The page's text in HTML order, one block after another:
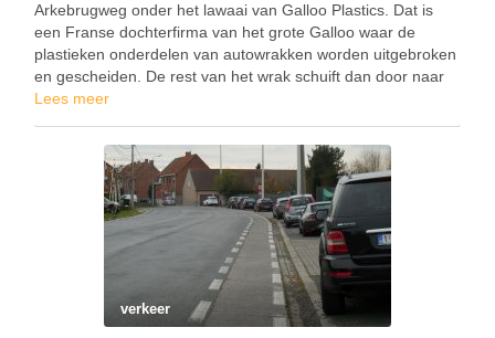
Arkebrugweg onder het lawaai van Galloo Plastics. Dat is
een Franse dochterfirma van het grote Galloo waar de
plastieken onderdelen van autowrakken worden uitgebroken
en gescheiden. De rest van het wrak schuift dan door naar
de obscure Frans/Belgische grens waar het …
Lees meer
verkeer